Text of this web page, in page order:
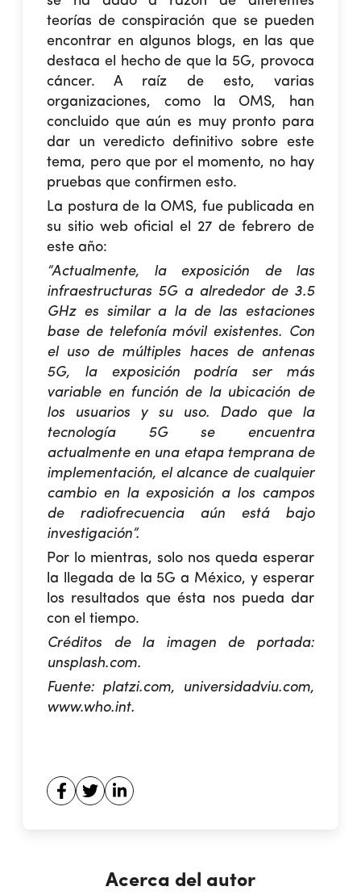
teorías de conspiración que se pueden
encontrar en algunos blogs, en las que
destaca el hecho de que la 5G, provoca
cáncer. A raíz de esto, varias
organizaciones, como la OMS, han
concluido que aún es muy pronto para
dar un veredicto definitivo sobre este
tema, pero que por el momento, no hay
pruebas que confirmen esto.
La postura de la OMS, fue publicada en
su sitio web oficial el 27 de febrero de
este año:
“Actualmente, la exposición de las
infraestructuras 5G a alrededor de 3.5
GHz es similar a la de las estaciones
base de telefonía móvil existentes. Con
el uso de múltiples haces de antenas
5G, la exposición podría ser más
variable en función de la ubicación de
los usuarios y su uso. Dado que la
tecnología 5G se encuentra
actualmente en una etapa temprana de
implementación, el alcance de cualquier
cambio en la exposición a los campos
de radiofrecuencia aún está bajo
investigación”.
Por lo mientras, solo nos queda esperar
la llegada de la 5G a México, y esperar
los resultados que ésta nos pueda dar
con el tiempo.
Créditos de la imagen de portada:
unsplash.com.
Fuente: platzi.com, universidadviu.com,
www.who.int.
Acerca del autor